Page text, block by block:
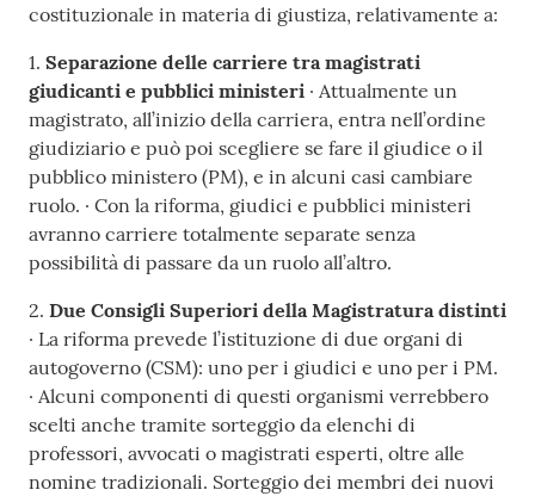
costituzionale in materia di giustiza, relativamente a:
1. Separazione delle carriere tra magistrati
giudicanti e pubblici ministeri · Attualmente un
magistrato, all’inizio della carriera, entra nell’ordine
giudiziario e può poi scegliere se fare il giudice o il
pubblico ministero (PM), e in alcuni casi cambiare
ruolo. · Con la riforma, giudici e pubblici ministeri
avranno carriere totalmente separate senza
possibilità di passare da un ruolo all’altro.
2. Due Consigli Superiori della Magistratura distinti
· La riforma prevede l’istituzione di due organi di
autogoverno (CSM): uno per i giudici e uno per i PM.
· Alcuni componenti di questi organismi verrebbero
scelti anche tramite sorteggio da elenchi di
professori, avvocati o magistrati esperti, oltre alle
nomine tradizionali. Sorteggio dei membri dei nuovi